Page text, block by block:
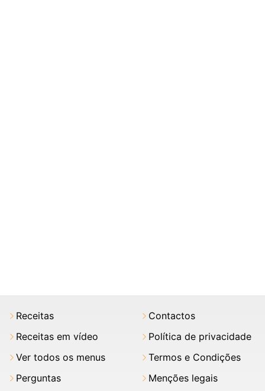
Receitas
Receitas em vídeo
Ver todos os menus
Perguntas
Contactos
Política de privacidade
Termos e Condições
Menções legais